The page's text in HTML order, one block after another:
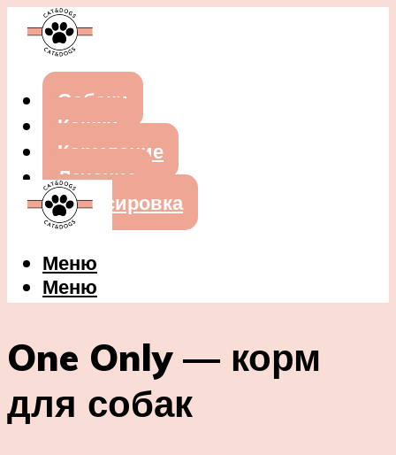
Собаки
Кошки
Кормление
Лечение
Дрессировка
Меню
Меню
One Only — корм
для собак